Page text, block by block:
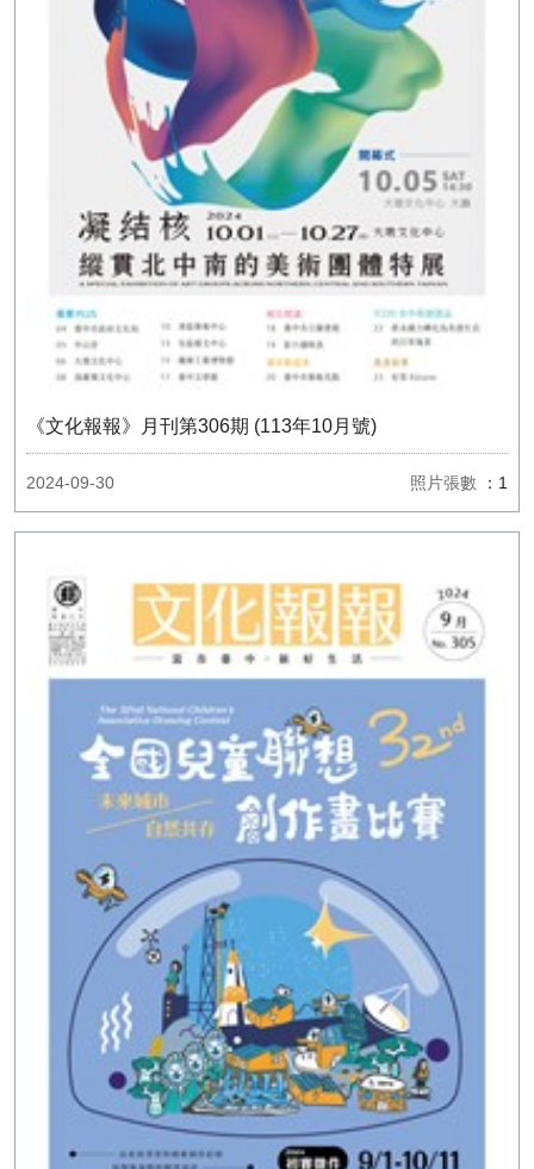
《文化報報》月刊第306期 (113年10月號)
2024-09-30 照片張數 ：1